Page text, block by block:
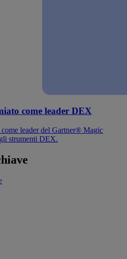
come leader DEX
leader del Gartner® Magic
strumenti DEX.